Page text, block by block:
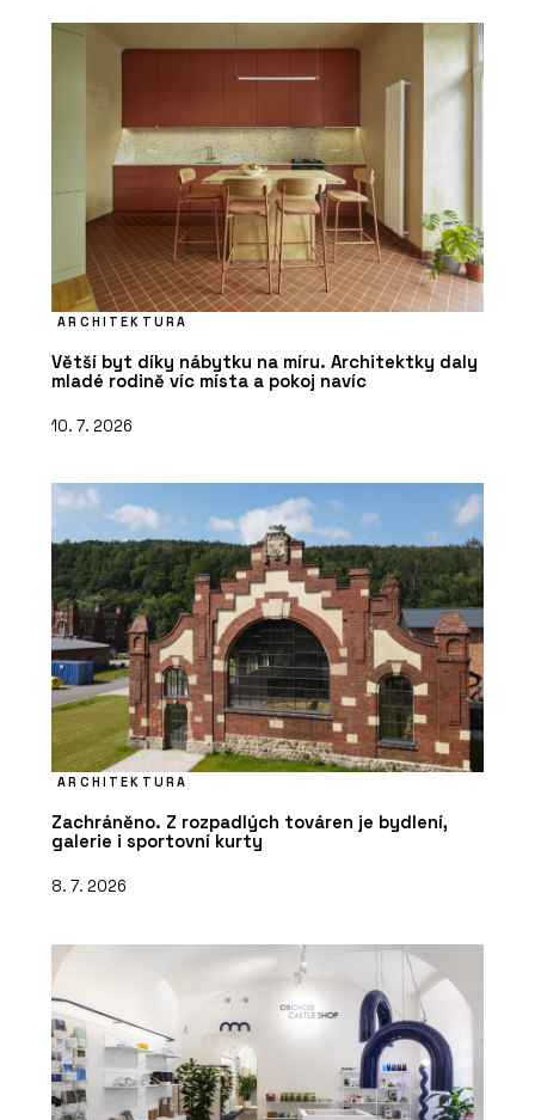
ARCHITEKTURA
Větší byt díky nábytku na míru. Architektky daly
mladé rodině víc místa a pokoj navíc
10. 7. 2026
ARCHITEKTURA
Zachráněno. Z rozpadlých továren je bydlení,
galerie i sportovní kurty
8. 7. 2026